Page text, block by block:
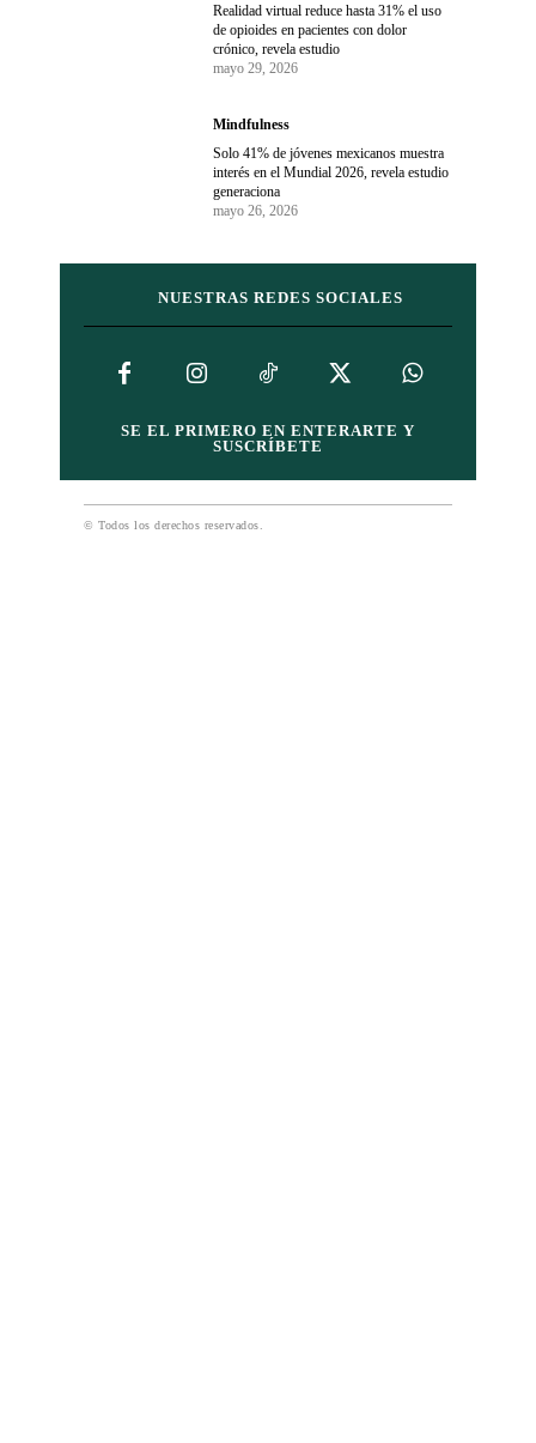
Realidad virtual reduce hasta 31% el uso
de opioides en pacientes con dolor
crónico, revela estudio
mayo 29, 2026
Mindfulness
Solo 41% de jóvenes mexicanos muestra
interés en el Mundial 2026, revela estudio
generaciona
mayo 26, 2026
NUESTRAS REDES SOCIALES
SE EL PRIMERO EN ENTERARTE Y
SUSCRÍBETE
© Todos los derechos reservados.